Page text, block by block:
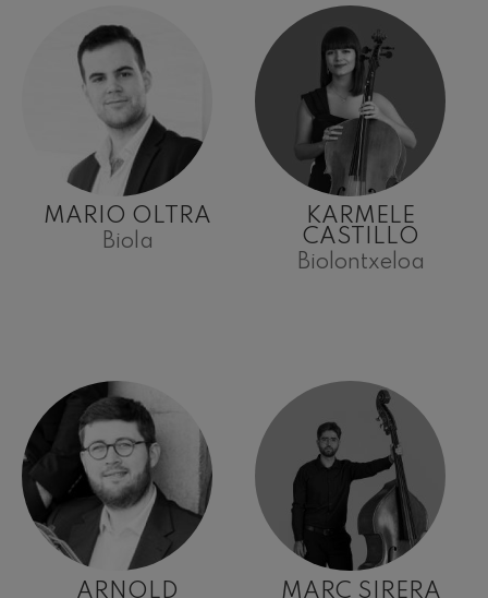
MARIO OLTRA
Biola
KARMELE
CASTILLO
Biolontxeloa
ARNOLD
MARC SIRERA